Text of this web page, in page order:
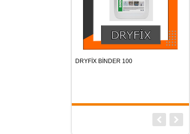
DRYFİX BİNDER 100